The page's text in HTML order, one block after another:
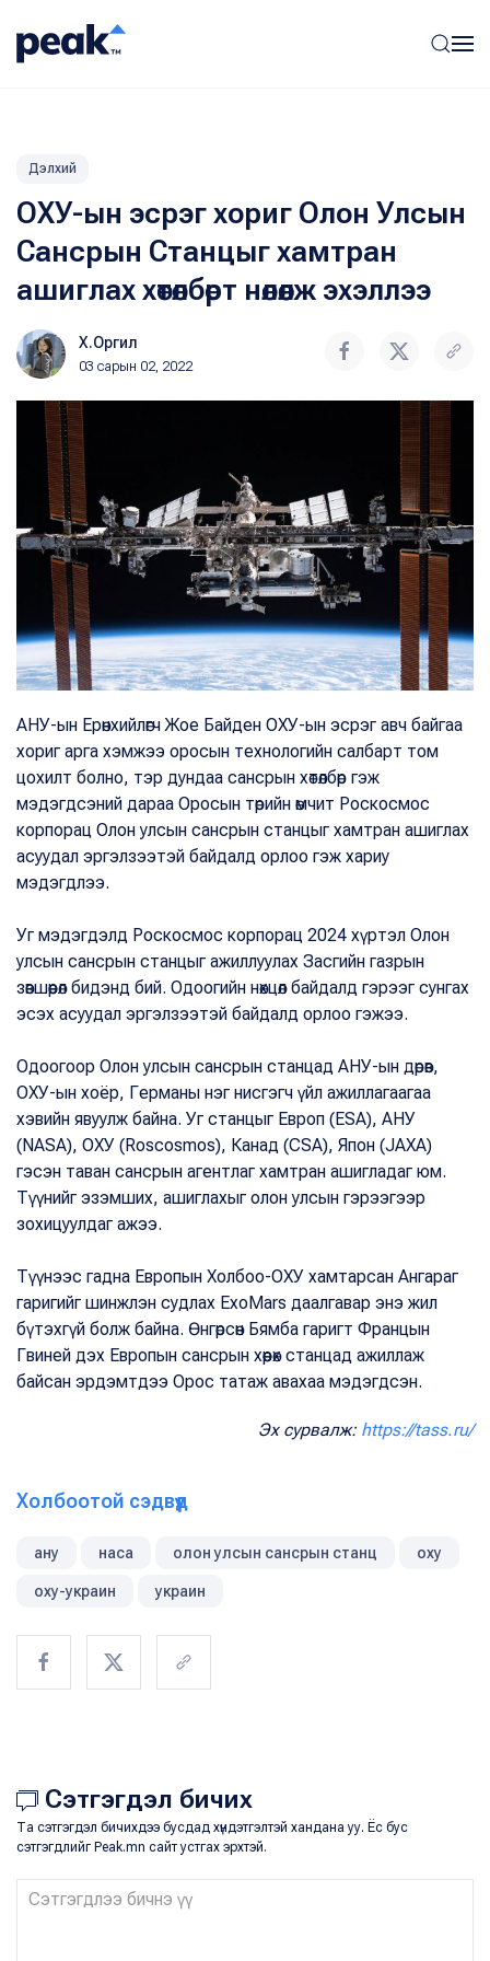
Дэлхий
ОХУ-ын эсрэг хориг Олон Улсын
Сансрын Станцыг хамтран
ашиглах хөтөлбөрт нөлөөлж эхэллээ
Х.Оргил
03 сарын 02, 2022
АНУ-ын Ерөнхийлөгч Жое Байден ОХУ-ын эсрэг авч байгаа
хориг арга хэмжээ оросын технологийн салбарт том
цохилт болно, тэр дундаа сансрын хөтөлбөр гэж
мэдэгдсэний дараа Оросын төрийн өмчит Роскосмос
корпорац Олон улсын сансрын станцыг хамтран ашиглах
асуудал эргэлзээтэй байдалд орлоо гэж хариу
мэдэгдлээ.
Уг мэдэгдэлд Роскосмос корпорац 2024 хүртэл Олон
улсын сансрын станцыг ажиллуулах Засгийн газрын
зөвшөөрөл бидэнд бий. Одоогийн нөхцөл байдалд гэрээг сунгах
эсэх асуудал эргэлзээтэй байдалд орлоо гэжээ.
Одоогоор Олон улсын сансрын станцад АНУ-ын дөрөв,
ОХУ-ын хоёр, Германы нэг нисгэгч үйл ажиллагаагаа
хэвийн явуулж байна. Уг станцыг Европ (ESA), АНУ
(NASA), ОХУ (Roscosmos), Канад (CSA), Япон (JAXA)
гэсэн таван сансрын агентлаг хамтран ашигладаг юм.
Түүнийг эзэмших, ашиглахыг олон улсын гэрээгээр
зохицуулдаг ажээ.
Түүнээс гадна Европын Холбоо-ОХУ хамтарсан Ангараг
гаригийг шинжлэн судлах ExoMars даалгавар энэ жил
бүтэхгүй болж байна. Өнгөрсөн Бямба гаригт Францын
Гвиней дэх Европын сансрын хөөрөх станцад ажиллаж
байсан эрдэмтдээ Орос татаж авахаа мэдэгдсэн.
Эх сурвалж: https://tass.ru/
Холбоотой сэдвүүд
ану наса олон улсын сансрын станц оху
оху-украин украин
Сэтгэгдэл бичих
Та сэтгэгдэл бичихдээ бусдад хүндэтгэлтэй хандана уу. Ёс бус
сэтгэгдлийг Peak.mn сайт устгах эрхтэй.